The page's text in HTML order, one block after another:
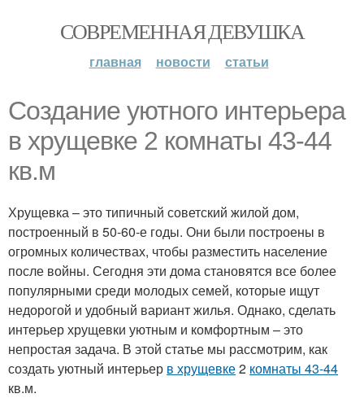
СОВРЕМЕННАЯ ДЕВУШКА
главная новости статьи
Создание уютного интерьера
в хрущевке 2 комнаты 43-44
кв.м
Хрущевка – это типичный советский жилой дом,
построенный в 50-60-е годы. Они были построены в
огромных количествах, чтобы разместить население
после войны. Сегодня эти дома становятся все более
популярными среди молодых семей, которые ищут
недорогой и удобный вариант жилья. Однако, сделать
интерьер хрущевки уютным и комфортным – это
непростая задача. В этой статье мы рассмотрим, как
создать уютный интерьер в хрущевке2 комнаты 43-44
кв.м.